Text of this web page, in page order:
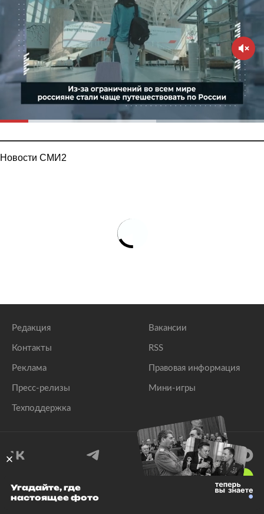
Новости СМИ2
Редакция
Контакты
Реклама
Пресс-релизы
Техподдержка
Вакансии
RSS
Правовая информация
Мини-игры
© 1999–2026 Все права защищены.
Угадайте, где
настоящее фото